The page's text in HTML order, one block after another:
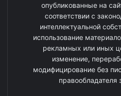
опубликованные на
соответствии с
интеллектуальной
использование
рекламных или иных
изменение,
модифицирование без